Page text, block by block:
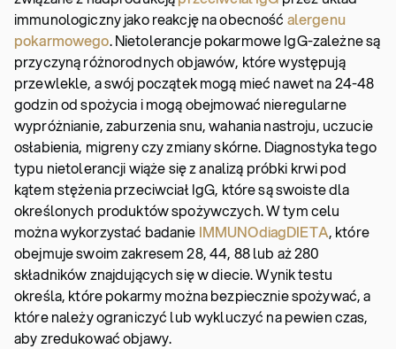
immunologiczny jako reakcję na obecność alergenu
pokarmowego. Nietolerancje pokarmowe IgG-zależne są
przyczyną różnorodnych objawów, które występują
przewlekle, a swój początek mogą mieć nawet na 24-48
godzin od spożycia i mogą obejmować nieregularne
wypróżnianie, zaburzenia snu, wahania nastroju, uczucie
osłabienia, migreny czy zmiany skórne. Diagnostyka tego
typu nietolerancji wiąże się z analizą próbki krwi pod
kątem stężenia przeciwciał IgG, które są swoiste dla
określonych produktów spożywczych. W tym celu
można wykorzystać badanie IMMUNOdiagDIETA, które
obejmuje swoim zakresem 28, 44, 88 lub aż 280
składników znajdujących się w diecie. Wynik testu
określa, które pokarmy można bezpiecznie spożywać, a
które należy ograniczyć lub wykluczyć na pewien czas,
aby zredukować objawy.